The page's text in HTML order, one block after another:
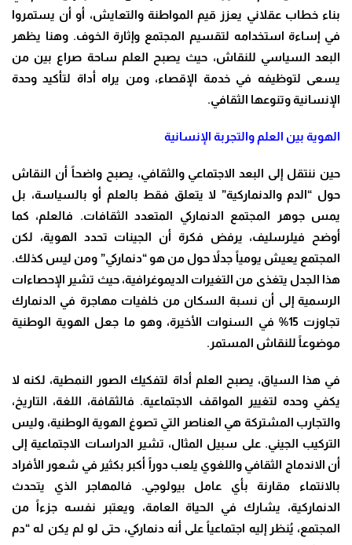
بناء خطاب عقلاني يعزز قيم المواطنة والتعايش، أو أن يستمروا
في إساءة استخدامه لتقسيم المجتمع وإثارة الخوف. وهنا يظهر
البعد السياسي للنقاش، حيث يصبح العلم ساحة صراع بين من
يسعى لتوظيفه في خدمة الإقصاء، ومن يراه أداة لتأكيد وحدة
الإنسانية وتنوعها الثقافي.
الهوية بين العلم والتجربة الإنسانية
حين ننتقل إلى البعد الاجتماعي والثقافي، يصبح واضحاً أن النقاش
حول “الدم والدنماركية” لا يتعلق فقط بالعلم أو بالسياسة، بل
يمس جوهر المجتمع الدنماركي المتعدد الثقافات. فالعلم، كما
أوضح فيلرسليف، يرفض فكرة أن الجينات تحدد الهوية، لكن
المجتمع يعيش يومياً جدلاً حول من هو “دنماركي” ومن ليس كذلك.
هذا الجدل يتغذى من التغيرات الديموغرافية، حيث تشير الإحصاءات
الرسمية إلى أن نسبة السكان من خلفيات مهاجرة في الدنمارك
تجاوزت 15% في السنوات الأخيرة، وهو ما جعل الهوية الوطنية
موضوعاً للنقاش المستمر.
في هذا السياق، يصبح العلم أداة لتفكيك الصور النمطية، لكنه لا
يكفي وحده لتغيير المواقف الاجتماعية. فالثقافة، اللغة، التاريخ،
والتجارب المشتركة هي العناصر التي تصوغ الهوية الوطنية، وليس
التركيب الجيني. على سبيل المثال، تشير الدراسات الاجتماعية إلى
أن الاندماج الثقافي واللغوي يلعب دوراً أكبر بكثير في شعور الأفراد
بالانتماء مقارنة بأي عامل بيولوجي. فالمهاجر الذي يتحدث
الدنماركية، يشارك في الحياة العامة، ويعتبر نفسه جزءاً من
المجتمع، يُنظر إليه اجتماعياً على أنه دنماركي، حتى لو لم يكن له “دم